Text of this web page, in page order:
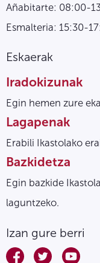
Añabitarte: 08:00-
Esmalteria: 15:30-
Eskaerak
Iradokizunak
Egin hemen zure
Lagapenak
Erabili Ikastolako
Bazkidetza
Egin bazkide
laguntzeko.
Izan gure berri